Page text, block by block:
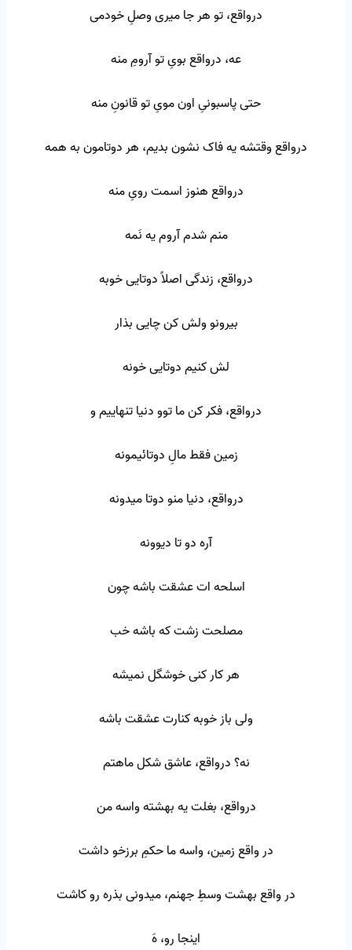
درواقع، تو هر جا میری وصلِ خودمی
عه، درواقع بویِ تو آرومِ منه
حتی پاسبونیِ اون مویِ تو قانونِ منه
درواقع وقتشه یه فاک نشون بدیم، هر دوتامون به همه
درواقع هنوز اسمت رویِ منه
منم شدم آروم یه نَمه
درواقع، زندگی اصلاً دوتایی خوبه
بیرونو ولش کن چایی بذار
لش کنیم دوتایی خونه
درواقع، فکر کن ما توو دنیا تنهاییم و
زمین فقط مالِ دوتائیمونه
درواقع، دنیا منو دوتا میدونه
آره دو تا دیوونه
اسلحه ات عشقت باشه چون
مصلحت زشت که باشه خب
هر کار کنی خوشگل نمیشه
ولی باز خوبه کنارت عشقت باشه
نه؟ درواقع، عاشق شکل ماهتم
درواقع، بغلت یه بهشته واسه من
در واقع زمین، واسه ما حکمِ برزخو داشت
در واقع بهشت وسطِ جهنم، میدونی بذره رو کاشت
اینجا رو، هَ